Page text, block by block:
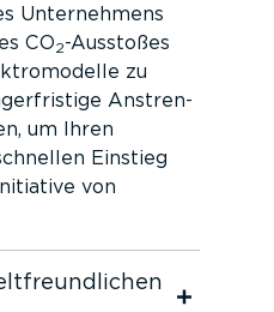
Unter­nehmens
CO2-Ausstoßes
zu
Anstren­
um Ihren
Einstieg
von